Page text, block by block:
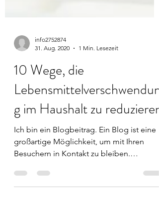
info2752874
31. Aug. 2020
1 Min. Lesezeit
10 Wege, die
Lebensmittelverschwendun
g im Haushalt zu reduzieren
Ich bin ein Blogbeitrag. Ein Blog ist eine
großartige Möglichkeit, um mit Ihren